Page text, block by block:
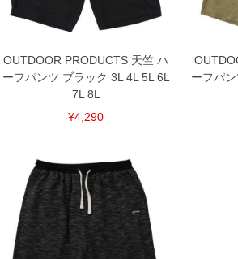
※【ボトムの裾上げをご希望の場合】
裾上げ料金は500円+税となります。
上の品が対象。1本5,999円以下の商品は有料（500円+税
出荷まで約1週間～20日間程お時間を頂く場合がございま
尚、裾上げした商品は返品・交換不可となりますので、
一部、お直しに対応出来ない商品がございます。(例：
※当店での掲載商品は、実店鋪と在庫を共用しておりま
舗からのお取り寄せ等により、お客様にご迷惑をお
す。そのようなことがない様最大限に努めております
連絡させて頂きますので予めご了承ください。
DETAIL
OUTDOOR PRODUCTS 天竺 ハ
ーフパンツ ブラック 3L 4L 5L 6L
7L 8L
¥4,290
ーフパ